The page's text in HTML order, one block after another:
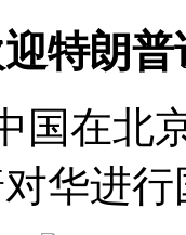
特朗普
国在北
华进